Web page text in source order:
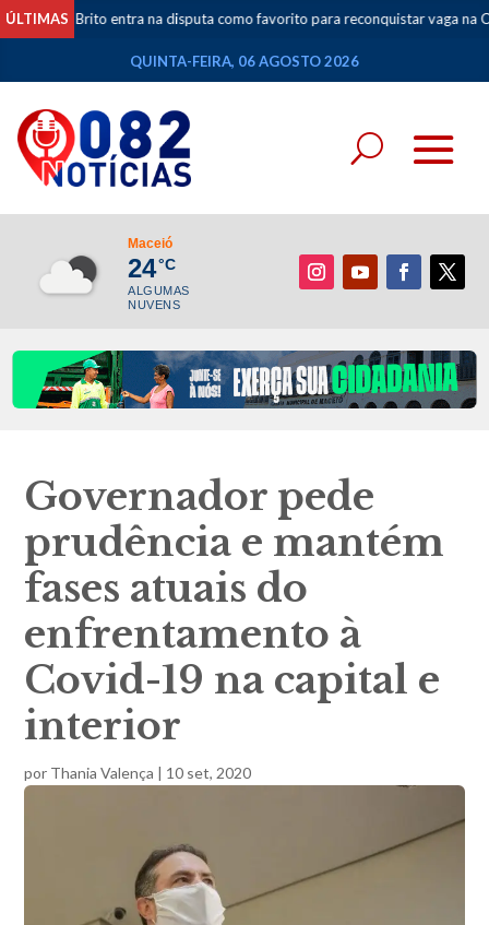
ÚLTIMAS
Brito entra na disputa como favorito para reconquistar vaga na Câmara
QUINTA-FEIRA, 06 AGOSTO 2026
Maceió
24°C
ALGUMAS
NUVENS
Governador pede
prudência e mantém
fases atuais do
enfrentamento à
Covid-19 na capital e
interior
por Thania Valença | 10 set, 2020